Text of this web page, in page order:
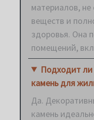
материалов,
веществ и
здоровья. Она
помещений,
Подходит ли
камень для
Да.
камень